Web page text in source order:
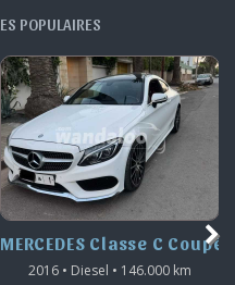
ES POPULAIRES
MERCEDES Classe C Coupé
2016 • Diesel • 146.000 km